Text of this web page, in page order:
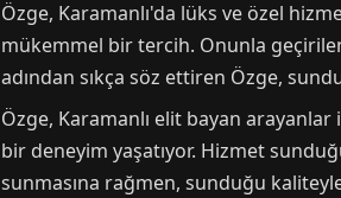
Özge, Karamanlı'da lüks ve özel
mükemmel bir tercih. Onunla
adından sıkça söz ettiren Özge,
Özge, Karamanlı elit bayan
bir deneyim yaşatıyor. Hizmet
sunmasına rağmen, sunduğu